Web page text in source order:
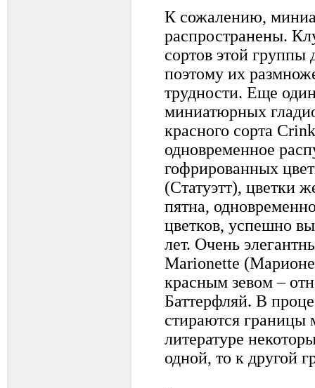
К сожалению,
распространены.
сортов этой
поэтому их
трудности. Еще
миниатюрных
красного сорта
одновременное
гофрированных
(Статуэтт), цветки
пятна,
цветков, успешно
лет. Очень
Marionette
красным зевом –
Баттерфляй. В
стираются границы
литературе
одной, то к другой